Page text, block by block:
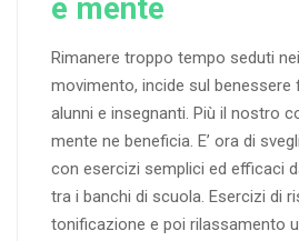
e mente
Rimanere troppo tempo seduti
movimento, incide sul benessere
alunni e insegnanti. Più il nostro
mente ne beneficia. E’ ora di
con esercizi semplici ed efficaci
tra i banchi di scuola. Esercizi di
tonificazione e poi rilassamento